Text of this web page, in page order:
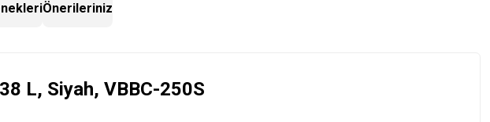
Önerileriniz
L, Siyah, VBBC-250S